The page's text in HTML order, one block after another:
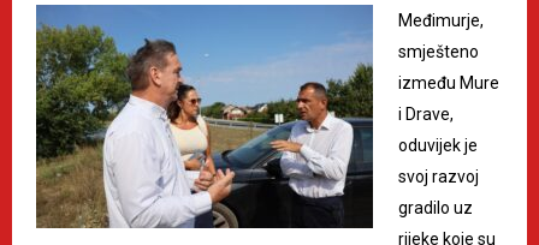
Međimurje,
smješteno
između Mure
i Drave,
oduvijek je
svoj razvoj
gradilo uz
rijeke koje su